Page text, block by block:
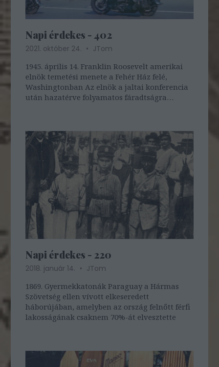
Napi érdekes - 402
2021. október 24.
JTom
1945. április 14. Franklin Roosevelt amerikai
elnök temetési menete a Fehér Ház felé,
Washingtonban Az elnök a jaltai konferencia
után hazatérve folyamatos fáradtságra
modellt,…
Napi érdekes - 220
2018. január 14.
JTom
1869. Gyermekkatonák Paraguay a Hármas
Szövetség ellen vívott elkeseredett
háborújában, amelyben az ország felnőtt férfi
lakosságának csaknem 70%-át elvesztette